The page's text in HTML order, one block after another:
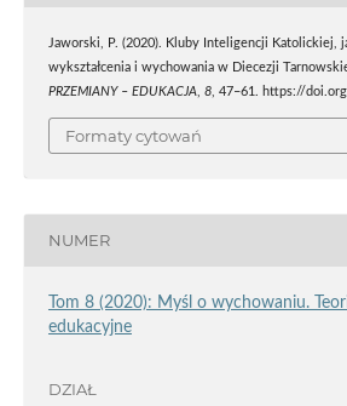
Jaworski, P. (2020). Kluby Inteligencji Katolickiej,
wykształcenia i wychowania w Diecezji
PRZEMIANY – EDUKACJA, 8, 47–61. https://
Formaty cytowań
NUMER
Tom 8 (2020): Myśl o wychowaniu.
edukacyjne
DZIAŁ